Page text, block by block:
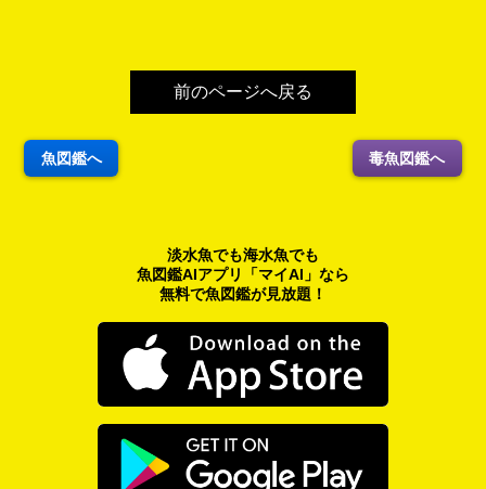
前のページへ戻る
魚図鑑へ 毒魚図鑑へ
淡水魚でも海水魚でも
魚図鑑AIアプリ「マイAI」なら
無料で魚図鑑が見放題！